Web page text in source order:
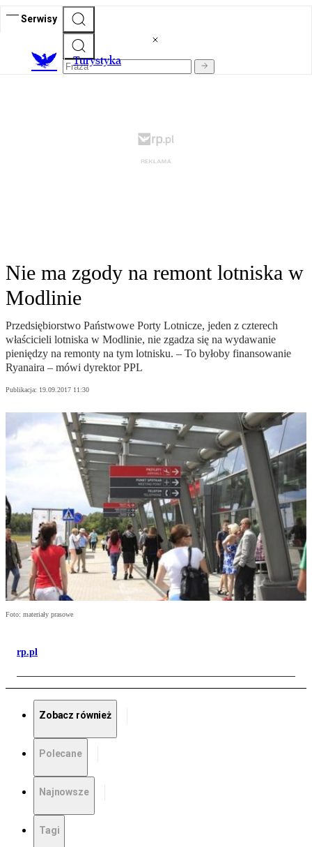
Serwisy
Turystyka
Nie ma zgody na remont lotniska w
Modlinie
Przedsiębiorstwo Państwowe Porty Lotnicze, jeden z czterech
właścicieli lotniska w Modlinie, nie zgadza się na wydawanie
pieniędzy na remonty na tym lotnisku. – To byłoby finansowanie
Ryanaira – mówi dyrektor PPL
Publikacja: 19.09.2017 11:30
Foto: materiały prasowe
rp.pl
Zobacz również
Polecane
Najnowsze
Tagi